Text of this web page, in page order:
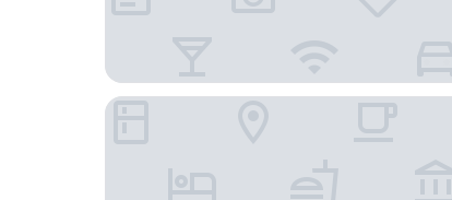
Hwajeong Hotel Jun 飯店